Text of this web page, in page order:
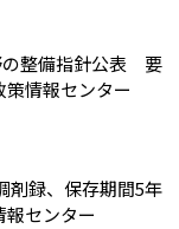
の整備指針公表 要
情報センター
剤録、保存期間5年
センター